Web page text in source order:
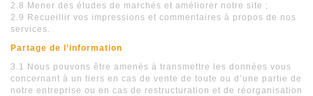
2.8 Mener des études de marchés et améliorer notre site ;
2.9 Recueillir vos impressions et commentaires à propos de nos
services.
Partage de l’information
3.1 Nous pouvons être amenés à transmettre les données vous
concernant à un tiers en cas de vente de toute ou d’une partie de
notre entreprise ou en cas de restructuration et de réorganisation